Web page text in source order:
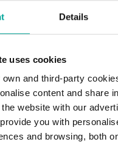
Details
uses cookies
own and third-party
content and share
website with our
you with
and browsing, both